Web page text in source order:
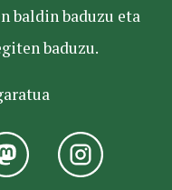
baldin baduzu eta
baduzu.